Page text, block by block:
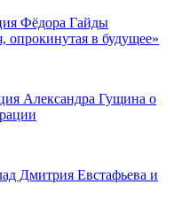
Фёдора Гайды
опрокинутая в будущее»
Александра Гущина о
Дмитрия Евстафьева и